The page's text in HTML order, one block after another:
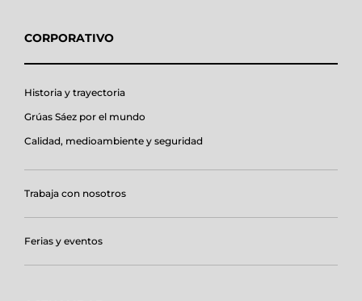
CORPORATIVO
Historia y trayectoria
Grúas Sáez por el mundo
Calidad, medioambiente y seguridad
Trabaja con nosotros
Ferias y eventos